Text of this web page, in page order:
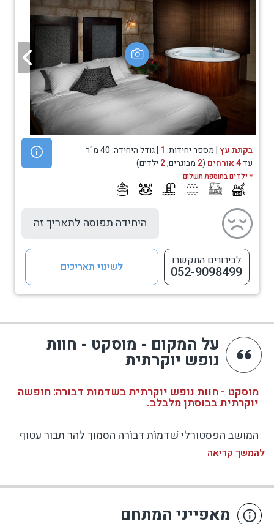
בקתת עץ| מספר יחידות: 1 | גודל היחידה: 40 מ"ר
עד4 אורחים (
2 מבוגרים,2 ילדים)
* ילדים בתוספת תשלום
היחידה תפוסה לתאריך זה
לבירורים התקשרו
052-9098499 לשינוי תאריכים
על המקום - מוסקט - חוות
נופש יוקרתית
מוסקט - חוות נופש יוקרתית בשדמות דבורה: חופשה
יוקרתית בבוסתן מלבלב.
המושב הפסטורלי שַׁדְמוֹת דְּבוֹרָה הסמוך להר תבור עטוף
בשלווה כפרית ומתחם האירוח היוקרתי מוסקט שבו
מעניק הזדמנות לחוויית נופש מדהימה בגן ירוק וקסום
ובו ארבע סוויטות בוטיק, הנהנות כל אחת מפרטיות מלאה
ומוקפות בבוסתן עתיר צמחייה עשירה ומלבלבת. הוסיפו
על כך שירות מארחים למופת ואתם מוזמנים לאחת
להמשך קריאה
מאפייני המתחם